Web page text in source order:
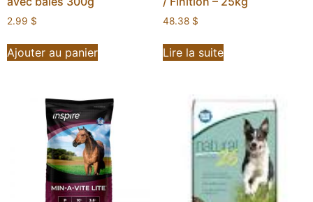
2.99 $
Ajouter au panier
48.38 $
Lire la suite